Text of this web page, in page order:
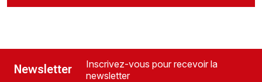
Newsletter
Inscrivez-vous pour recevoir la
newsletter